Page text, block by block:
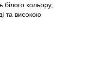
білого кольору,
та високою